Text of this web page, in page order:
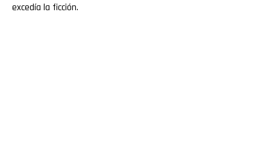
excedía la ficción.